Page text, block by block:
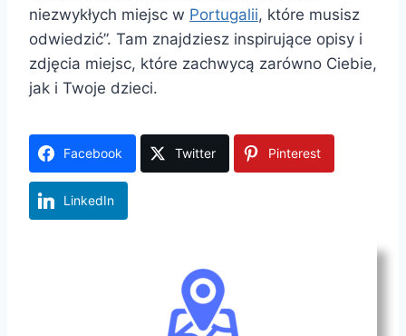
niezwykłych miejsc w Portugalii, które musisz
odwiedzić”. Tam znajdziesz inspirujące opisy i
zdjęcia miejsc, które zachwycą zarówno Ciebie,
jak i Twoje dzieci.
Facebook Twitter Pinterest
LinkedIn